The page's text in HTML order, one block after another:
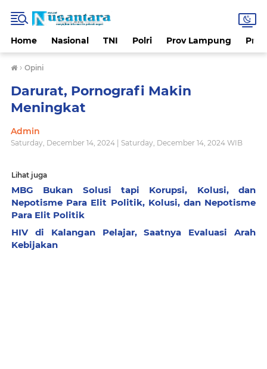
Home Nasional TNI Polri Prov Lampung
› Opini
Darurat, Pornografi Makin
Meningkat
Admin
Saturday, December 14, 2024 | Saturday, December 14, 2024 WIB
Lihat juga
MBG Bukan Solusi tapi Korupsi, Kolusi, dan
Nepotisme Para Elit Politik, Kolusi, dan Nepotisme
Para Elit Politik
HIV di Kalangan Pelajar, Saatnya Evaluasi Arah
Kebijakan